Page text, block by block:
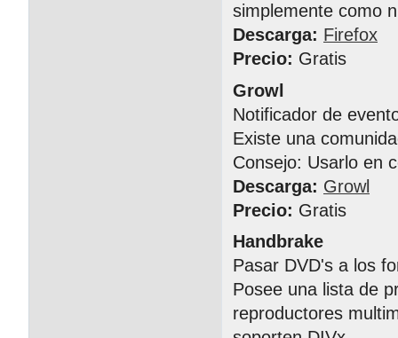
simplemente como
Descarga: Firefox
Precio: Gratis
Growl
Notificador de
Existe una
Consejo: Usarlo en
Descarga: Growl
Precio: Gratis
Handbrake
Pasar DVD's a los
Posee una lista de
reproductores